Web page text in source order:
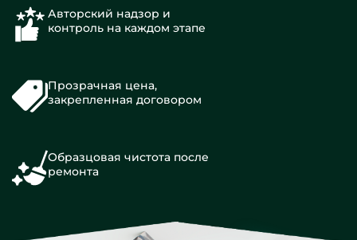
Авторский надзор и
контроль на каждом этапе
Прозрачная цена,
закрепленная договором
Образцовая чистота после
ремонта